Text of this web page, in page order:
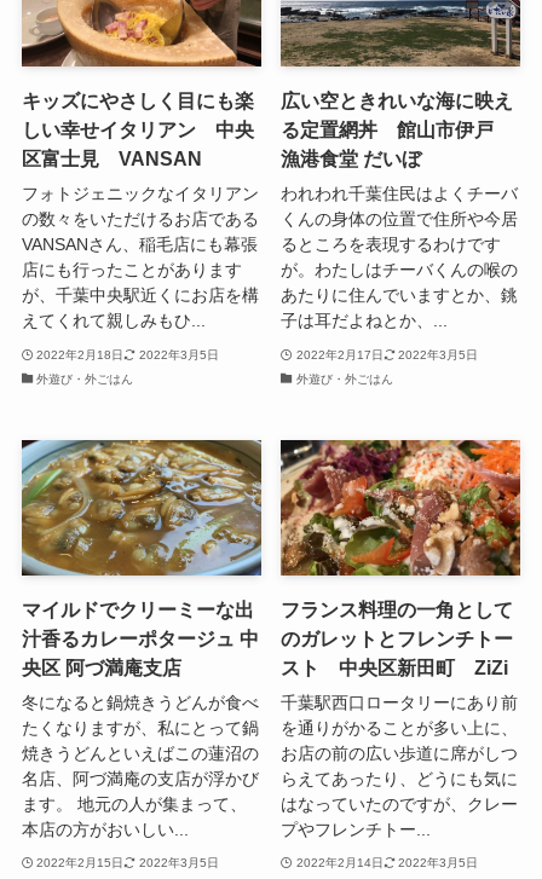
キッズにやさしく目にも楽
しい幸せイタリアン 中央
区富士見 VANSAN
フォトジェニックなイタリアン
の数々をいただけるお店である
VANSANさん、稲毛店にも幕張
店にも行ったことがあります
が、千葉中央駅近くにお店を構
えてくれて親しみもひ...
2022年2月18日
2022年3月5日
外遊び・外ごはん
広い空ときれいな海に映え
る定置網丼 館山市伊戸
漁港食堂 だいぼ
われわれ千葉住民はよくチーバ
くんの身体の位置で住所や今居
るところを表現するわけです
が。わたしはチーバくんの喉の
あたりに住んでいますとか、銚
子は耳だよねとか、...
2022年2月17日
2022年3月5日
外遊び・外ごはん
マイルドでクリーミーな出
汁香るカレーポタージュ 中
央区 阿づ満庵支店
冬になると鍋焼きうどんが食べ
たくなりますが、私にとって鍋
焼きうどんといえばこの蓮沼の
名店、阿づ満庵の支店が浮かび
ます。 地元の人が集まって、
本店の方がおいしい...
2022年2月15日
2022年3月5日
フランス料理の一角として
のガレットとフレンチトー
スト 中央区新田町 ZiZi
千葉駅西口ロータリーにあり前
を通りがかることが多い上に、
お店の前の広い歩道に席がしつ
らえてあったり、どうにも気に
はなっていたのですが、クレー
プやフレンチトー...
2022年2月14日
2022年3月5日